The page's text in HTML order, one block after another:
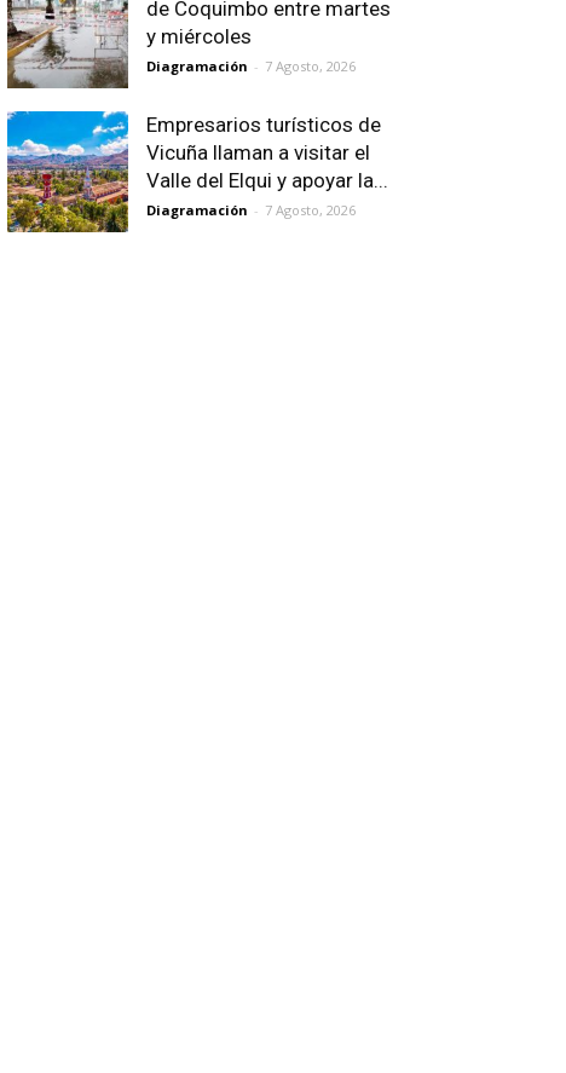
de Coquimbo entre martes
y miércoles
Diagramación - 7 Agosto, 2026
Empresarios turísticos de
Vicuña llaman a visitar el
Valle del Elqui y apoyar la...
Diagramación - 7 Agosto, 2026